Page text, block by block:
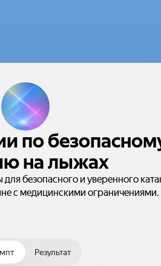
по
на лыжах
безопасного и уверенного
с медицинскими ограничениями.
Результат